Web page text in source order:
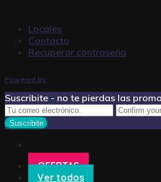
Locales
Contacto
Recuperar contraseña
Powered by
Suscribite - no te pierdas las
OFERTAS
Ver todos